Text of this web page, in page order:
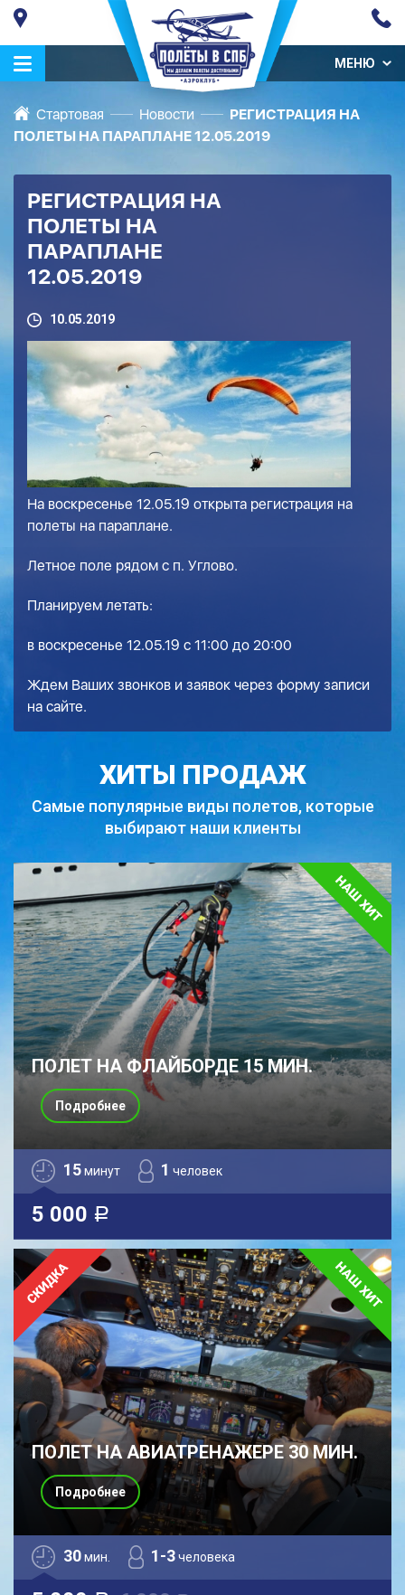
МЕНЮ
Стартовая Новости
РЕГИСТРАЦИЯ НА
ПОЛЕТЫ НА ПАРАПЛАНЕ 12.05.2019
РЕГИСТРАЦИЯ НА
ПОЛЕТЫ НА
ПАРАПЛАНЕ
12.05.2019
10.05.2019
На воскресенье 12.05.19 открыта регистрация на
полеты на параплане.
Летное поле рядом с п. Углово.
Планируем летать:
в воскресенье 12.05.19 с 11:00 до 20:00
Ждем Ваших звонков и заявок через форму записи
на сайте.
ХИТЫ ПРОДАЖ
Самые популярные виды полетов, которые
выбирают наши клиенты
ПОЛЕТ НА ФЛАЙБОРДЕ 15 МИН.
15минут 1 человек
5 000 a
Подробнее
ПОЛЕТ НА АВИАТРЕНАЖЕРЕ 30 МИН.
30мин. 1-3человека
Подробнее